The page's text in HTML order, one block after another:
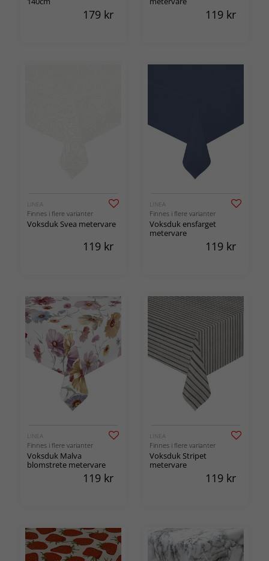
179 kr 119 kr
LINEA
Finnes i flere varianter
Voksduk Svea metervare
119 kr
LINEA
Finnes i flere varianter
Voksduk ensfarget
metervare
119 kr
LINEA
Finnes i flere varianter
Voksduk Malva
blomstrete metervare
119 kr
LINEA
Finnes i flere varianter
Voksduk Stripet
metervare
119 kr